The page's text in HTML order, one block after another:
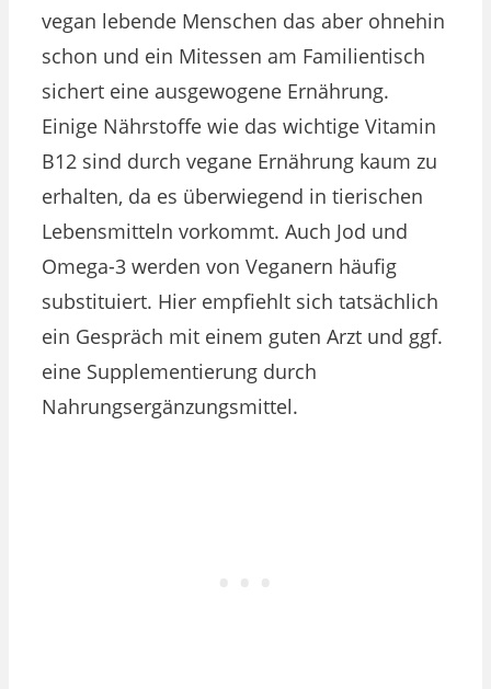
vegan lebende Menschen das aber ohnehin
schon und ein Mitessen am Familientisch
sichert eine ausgewogene Ernährung.
Einige Nährstoffe wie das wichtige Vitamin
B12 sind durch vegane Ernährung kaum zu
erhalten, da es überwiegend in tierischen
Lebensmitteln vorkommt. Auch Jod und
Omega-3 werden von Veganern häufig
substituiert. Hier empfiehlt sich tatsächlich
ein Gespräch mit einem guten Arzt und ggf.
eine Supplementierung durch
Nahrungsergänzungsmittel.